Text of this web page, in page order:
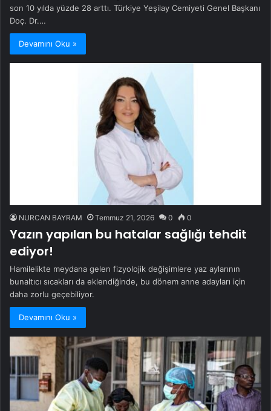
son 10 yılda yüzde 28 arttı. Türkiye Yeşilay Cemiyeti Genel Başkanı
Doç. Dr.…
Devamını Oku »
NURCAN BAYRAM Temmuz 21, 2026 0 0
Yazın yapılan bu hatalar sağlığı tehdit
ediyor!
Hamilelikte meydana gelen fizyolojik değişimlere yaz aylarının
bunaltıcı sıcakları da eklendiğinde, bu dönem anne adayları için
daha zorlu geçebiliyor.
Devamını Oku »